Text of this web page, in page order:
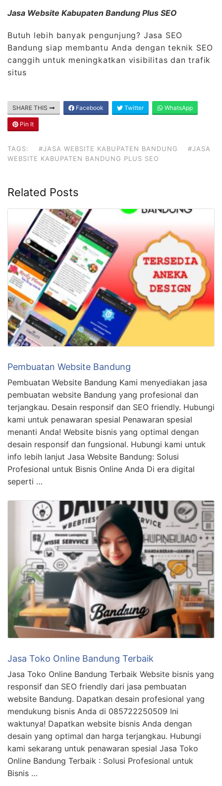
Jasa Website Kabupaten Bandung Plus SEO
Butuh lebih banyak pengunjung? Jasa SEO
Bandung siap membantu Anda dengan teknik SEO
canggih untuk meningkatkan visibilitas dan trafik
situs
SHARE THIS Facebook Twitter WhatsApp
Pin It
TAGS: #JASA WEBSITE KABUPATEN BANDUNG
#JASA
WEBSITE KABUPATEN BANDUNG PLUS SEO
Related Posts
Pembuatan Website Bandung
Pembuatan Website Bandung Kami menyediakan jasa
pembuatan website Bandung yang profesional dan
terjangkau. Desain responsif dan SEO friendly. Hubungi
kami untuk penawaran spesial Penawaran spesial
menanti Anda! Website bisnis yang optimal dengan
desain responsif dan fungsional. Hubungi kami untuk
info lebih lanjut Jasa Website Bandung: Solusi
Profesional untuk Bisnis Online Anda Di era digital
seperti …
Jasa Toko Online Bandung Terbaik
Jasa Toko Online Bandung Terbaik Website bisnis yang
responsif dan SEO friendly dari jasa pembuatan
website Bandung. Dapatkan desain profesional yang
mendukung bisnis Anda di 085722250509 Ini
waktunya! Dapatkan website bisnis Anda dengan
desain yang optimal dan harga terjangkau. Hubungi
kami sekarang untuk penawaran spesial Jasa Toko
Online Bandung Terbaik : Solusi Profesional untuk
Bisnis …